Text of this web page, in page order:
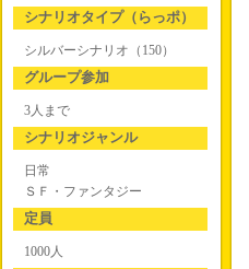
シナリオタイプ（らっポ）
シルバーシナリオ（150）
グループ参加
3人まで
シナリオジャンル
日常
ＳＦ・ファンタジー
定員
1000人